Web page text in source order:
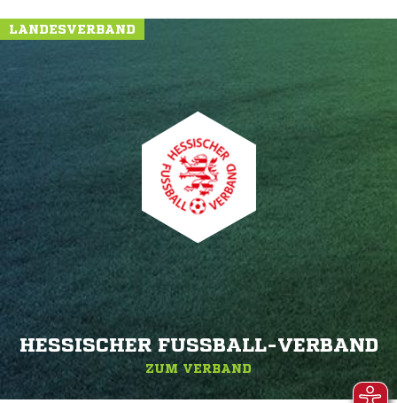
LANDESVERBAND
HESSISCHER FUSSBALL-VERBAND
ZUM VERBAND